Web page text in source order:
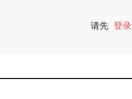
请先 登录